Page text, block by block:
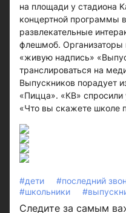
на площади у стадиона
концертной программы
развлекательные
флешмоб. Организаторы
«живую надпись»
транслироваться на
Выпускников порадует
«Пицца». «КВ» спросили
«Что вы скажете школе
#дети #последний
#школьники
Следите за самым